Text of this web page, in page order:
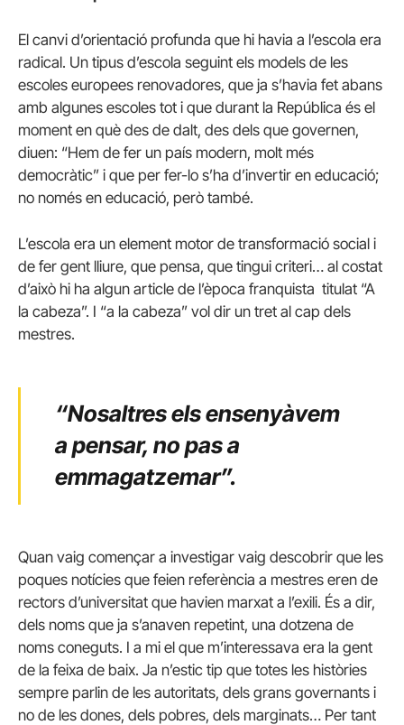
El canvi d’orientació profunda que hi havia a l’escola era
radical. Un tipus d’escola seguint els models de les
escoles europees renovadores, que ja s’havia fet abans
amb algunes escoles tot i que durant la República és el
moment en què des de dalt, des dels que governen,
diuen: “Hem de fer un país modern, molt més
democràtic” i que per fer-lo s’ha d’invertir en educació;
no només en educació, però també.
L’escola era un element motor de transformació social i
de fer gent lliure, que pensa, que tingui criteri… al costat
d’això hi ha algun article de l’època franquista titulat “A
la cabeza”. I “a la cabeza” vol dir un tret al cap dels
mestres.
“Nosaltres els ensenyàvem
a pensar, no pas a
emmagatzemar”.
Quan vaig començar a investigar vaig descobrir que les
poques notícies que feien referència a mestres eren de
rectors d’universitat que havien marxat a l’exili. És a dir,
dels noms que ja s’anaven repetint, una dotzena de
noms coneguts. I a mi el que m’interessava era la gent
de la feixa de baix. Ja n’estic tip que totes les històries
sempre parlin de les autoritats, dels grans governants i
no de les dones, dels pobres, dels marginats… Per tant